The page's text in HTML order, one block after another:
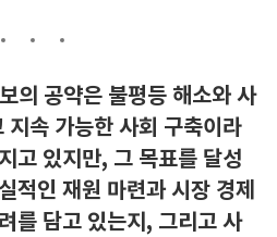
의 공약은 불평등 해소와 사
속 가능한 사회 구축이라
고 있지만, 그 목표를 달성
적인 재원 마련과 시장 경제
를 담고 있는지, 그리고 사